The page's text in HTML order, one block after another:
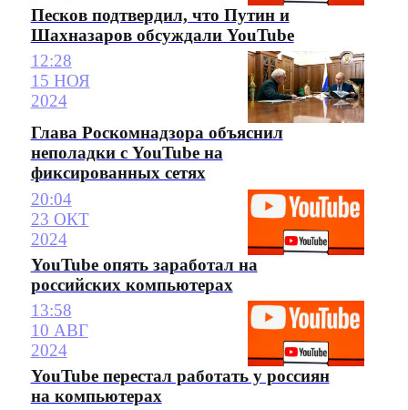
Песков подтвердил, что Путин и
Шахназаров обсуждали YouTube
12:28
15 НОЯ
2024
Глава Роскомнадзора объяснил
неполадки с YouTube на
фиксированных сетях
20:04
23 ОКТ
2024
YouTube опять заработал на
российских компьютерах
13:58
10 АВГ
2024
YouTube перестал работать у россиян
на компьютерах